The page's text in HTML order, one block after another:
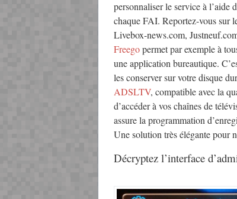
personnaliser le service à l’aide
chaque FAI. Reportez-vous sur
Livebox-news.com,
Freegopermet par exemple à
une application bureautique.
les conserver sur votre disque
ADSLTV, compatible avec la
d’accéder à vos chaînes de
assure la programmation
Une solution très élégante pour
Décryptez l’interface